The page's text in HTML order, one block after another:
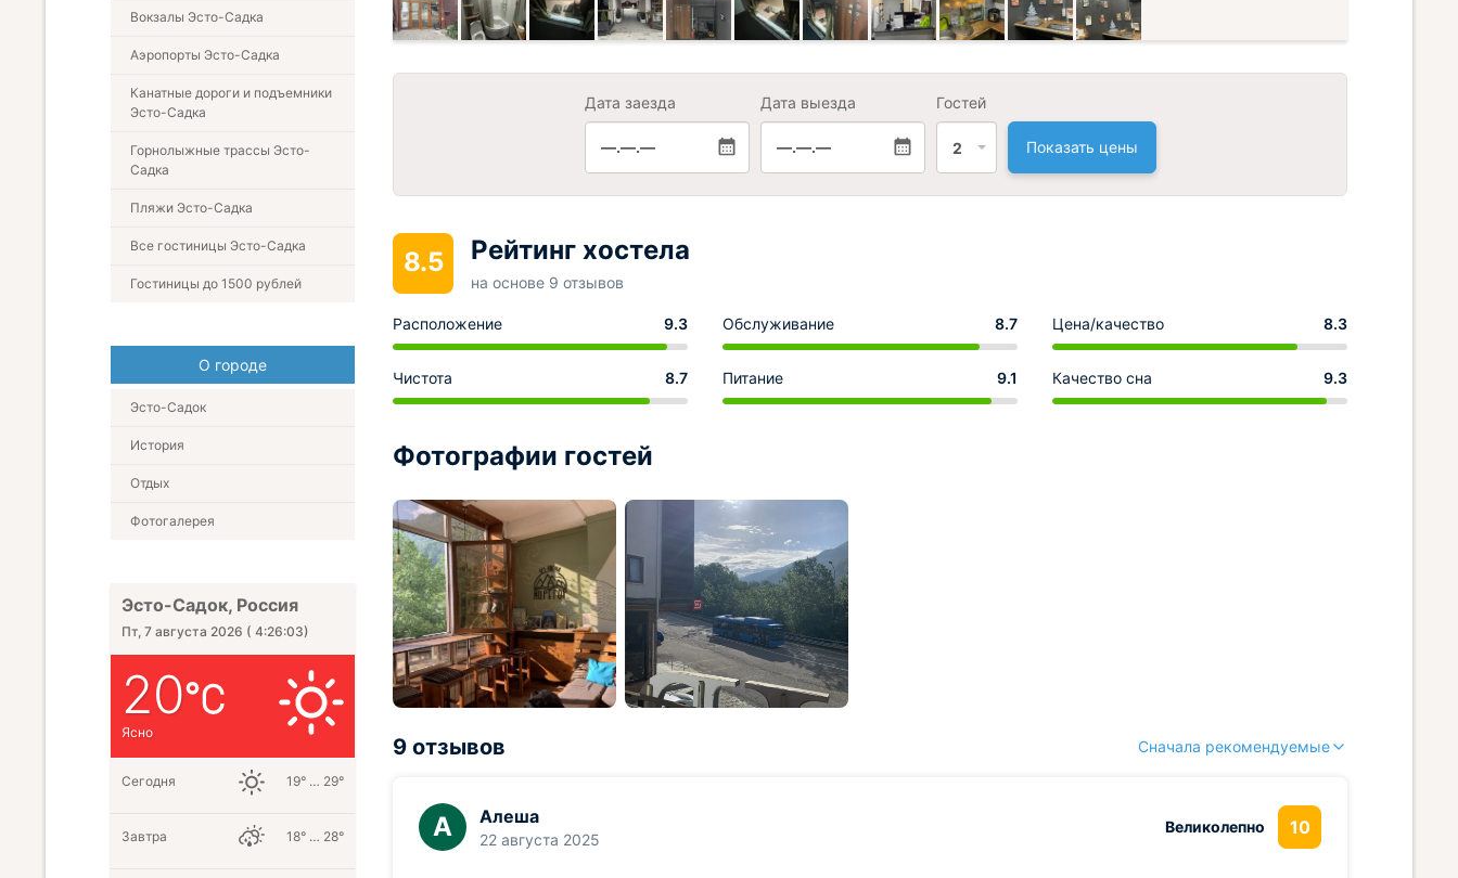
Дата заезда
—.—.—
Дата выезда
—.—.—
Гостей
2 Показать цены
8.5 Рейтинг хостела
на основе 9 отзывов
Расположение 9.3 Обслуживание 8.7 Цена/качество 8.3
Чистота 8.7 Питание 9.1 Качество сна 9.3
Фотографии гостей
9 отзывов Сначала рекомендуемые
А Алеша
22 августа 2025
Великолепно 10
Вокзалы Эсто-Садка
Аэропорты Эсто-Садка
Канатные дороги и подъемники
Эсто-Садка
Горнолыжные трассы Эсто-
Садка
Пляжи Эсто-Садка
Все гостиницы Эсто-Садка
Гостиницы до 1500 рублей
О городе
Эсто-Садок
История
Отдых
Фотогалерея
Эсто-Садок, Россия
Пт, 7 августа 2026 ( 4:26:04)
20
Ясно
Сегодня 19° … 29°
Завтра 18° … 28°